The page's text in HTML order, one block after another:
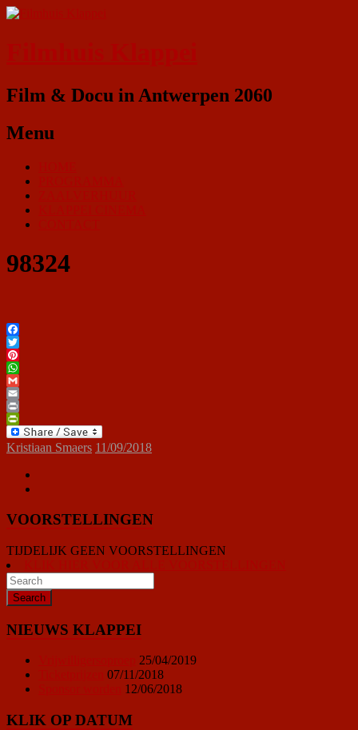
Film & Docu in Antwerpen 2060
Menu
98324
Facebook
Twitter
Pinterest
WhatsApp
Gmail
Email
Print
PrintFriendly
Kristiaan Smaers 11/09/2018
VOORSTELLINGEN
TIJDELIJK GEEN VOORSTELLINGEN
NIEUWS KLAPPEI
25/04/2019
07/11/2018
12/06/2018
KLIK OP DATUM